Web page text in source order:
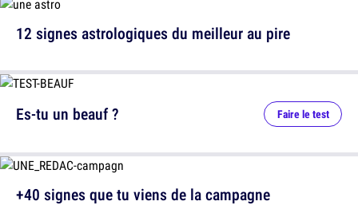
12 signes astrologiques du meilleur au pire
Es-tu un beauf ? Faire le test
+40 signes que tu viens de la campagne